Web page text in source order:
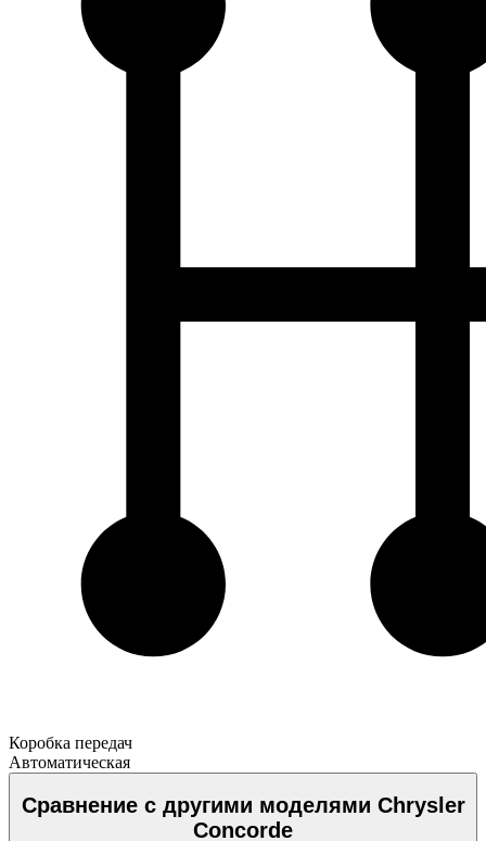
Коробка передач
Автоматическая
Сравнение с другими моделями Chrysler
Concorde